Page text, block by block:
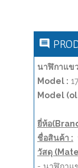
นาฬิกาแข
Model :
Model
ยี่ห้อ
ชื่อสินค้า :
วัสดุ